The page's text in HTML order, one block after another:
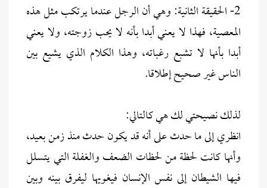
2- الحقيقة الثانية: وهي أن الرجل عندما يرتكب مثل هذه
المعصية، فهذا لا يعني أبدا بأنه لا يحب زوجته، ولا يعني
أبدا بأنها لا تشبع رغباته، وهذا الكلام الذي يشيع بين
الناس غير صحيح إطلاقا.
لذلك نصيحتي لك هي كالتالي:
انظري إلى ما حدث على أنه قد يكون حدث منذ زمن بعيد،
وأنها كانت لحظة من لحظات الضعف والغفلة التي يتسلل
فيها الشيطان إلى نفس الإنسان فيغويها ليفرق بينه وبين